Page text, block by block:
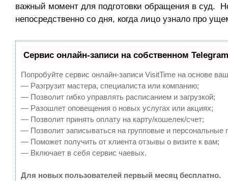
важный момент для подготовки обращения в суд.
непосредственно со дня, когда лицо узнало про
Сервис онлайн-записи на собственном
Попробуйте сервис онлайн-записи VisitTime на основе
— Разгрузит мастера, специалиста или компанию;
— Позволит гибко управлять расписанием и загрузкой;
— Разошлет оповещения о новых услугах или акциях;
— Позволит принять оплату на карту/кошелек/счет;
— Позволит записываться на групповые и персональные
— Поможет получить от клиента отзывы о визите к вам;
— Включает в себя сервис чаевых.
Для новых пользователей первый месяц бесплатно.